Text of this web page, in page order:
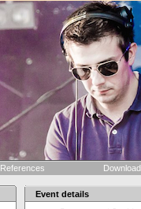
References
Event details